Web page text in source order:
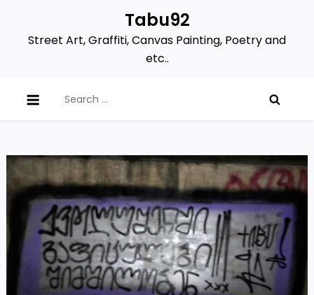
content
Tabu92
Street Art, Graffiti, Canvas Painting, Poetry and
etc..
for: